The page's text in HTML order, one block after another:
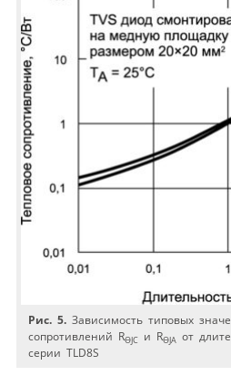
Риc. 5. Зависимость типовых
сопротивлений RӨJC и RӨJА от
серии TLD8S